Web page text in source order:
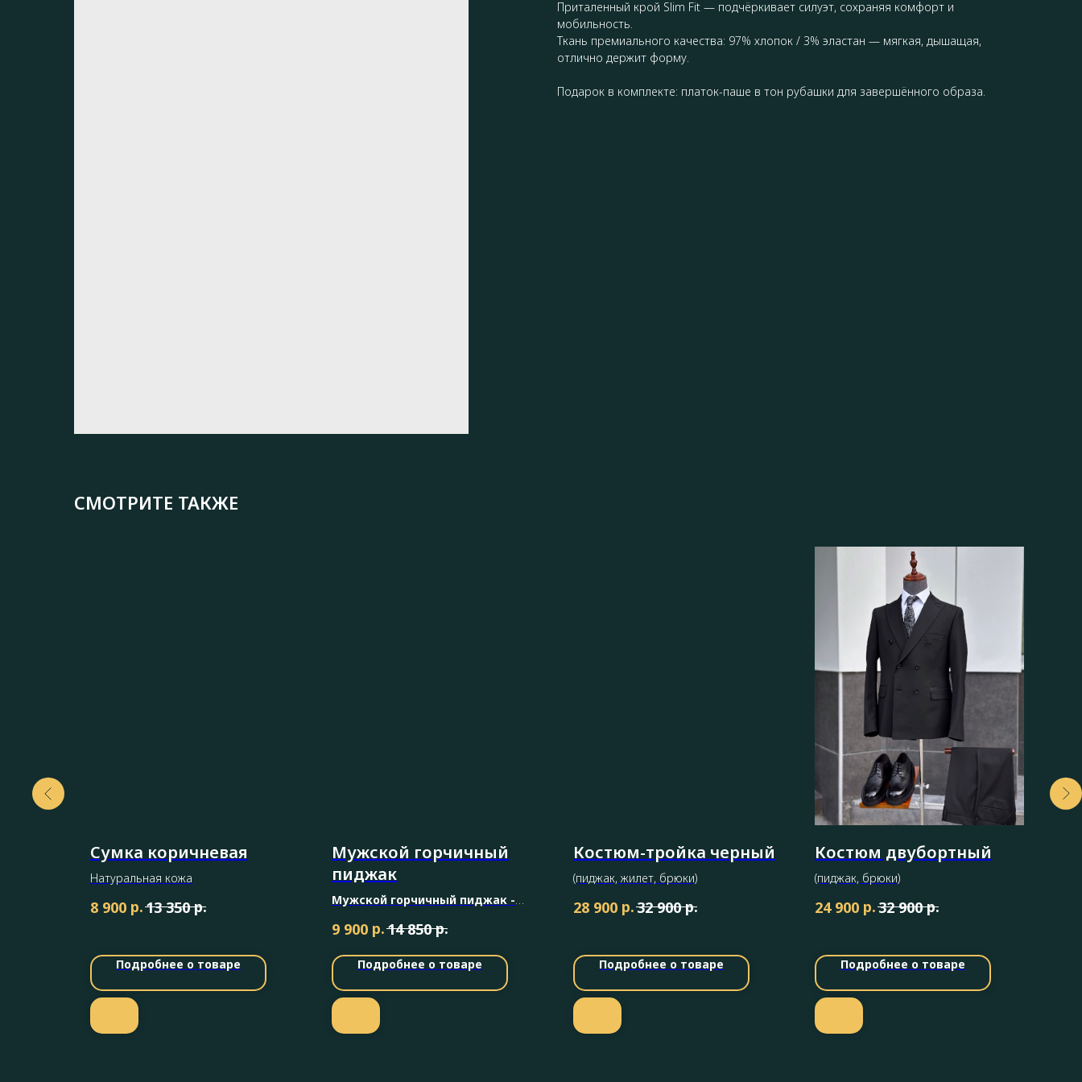
Приталенный крой Slim Fit — подчёркивает силуэт, сохраняя комфорт и
мобильность.
Ткань премиального качества: 97% хлопок / 3% эластан — мягкая, дышащая,
отлично держит форму.
Подарок в комплекте: платок-паше в тон рубашки для завершённого образа.
СМОТРИТЕ ТАКЖЕ
Сумка коричневая
Натуральная кожа
8 900 р.13 350 р.
Подробнее о товаре
Мужской горчичный
пиджак
Мужской горчичный пиджак -
современного мужчины.
9 900 р.14 850 р.
Подробнее о товаре
Костюм-тройка черный
(пиджак, жилет, брюки)
28 900 р.32 900 р.
Подробнее о товаре
Костюм двубортный
(пиджак, брюки)
24 900 р.32 900 р.
Подробнее о товаре